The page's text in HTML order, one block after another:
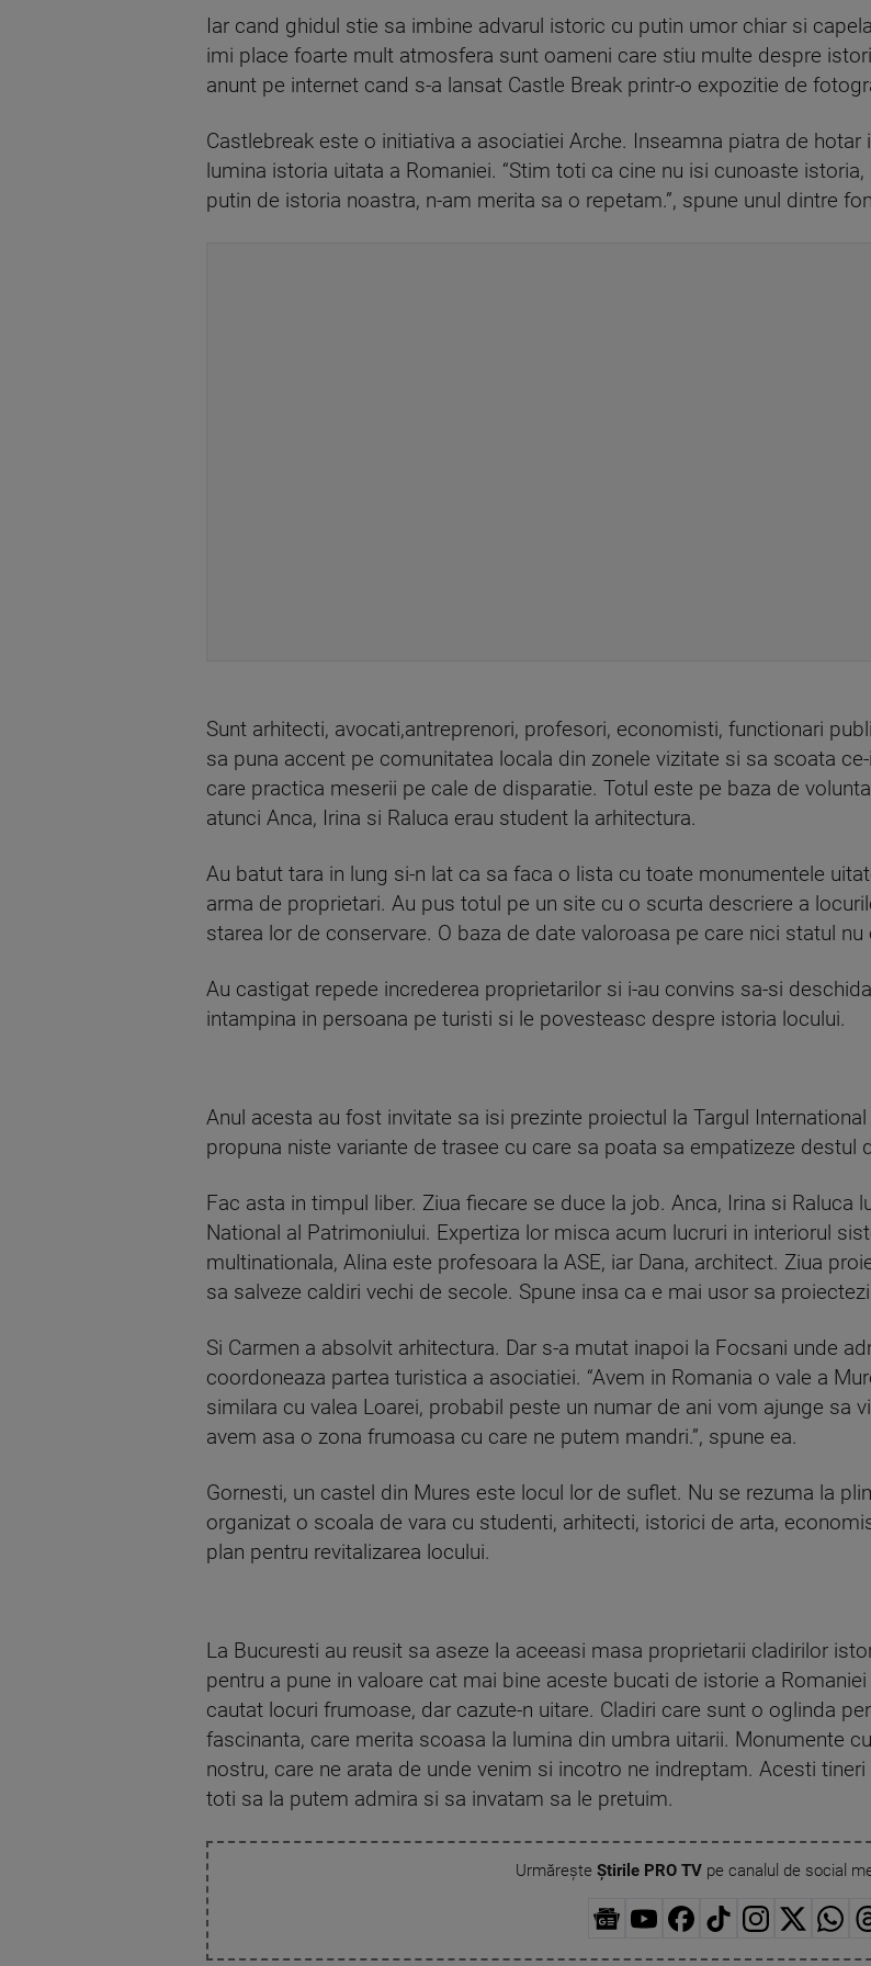
Iar cand ghidul stie sa imbine advarul istoric cu putin umor chiar si
imi place foarte mult atmosfera sunt oameni care stiu multe despre
anunt pe internet cand s-a lansat Castle Break printr-o expozitie de
Castlebreak este o initiativa a asociatiei Arche. Inseamna piatra de
lumina istoria uitata a Romaniei. “Stim toti ca cine nu isi cunoaste
putin de istoria noastra, n-am merita sa o repetam.”, spune unul dintre
Sunt arhitecti, avocati,antreprenori, profesori, economisti, functionari
sa puna accent pe comunitatea locala din zonele vizitate si sa scoata
care practica meserii pe cale de disparatie. Totul este pe baza de
atunci Anca, Irina si Raluca erau student la arhitectura.
Au batut tara in lung si-n lat ca sa faca o lista cu toate monumentele
arma de proprietari. Au pus totul pe un site cu o scurta descriere a
starea lor de conservare. O baza de date valoroasa pe care nici statul nu
Au castigat repede increderea proprietarilor si i-au convins sa-si
intampina in persoana pe turisti si le povesteasc despre istoria locului.
Anul acesta au fost invitate sa isi prezinte proiectul la Targul
propuna niste variante de trasee cu care sa poata sa empatizeze destul
Fac asta in timpul liber. Ziua fiecare se duce la job. Anca, Irina si Raluca
National al Patrimoniului. Expertiza lor misca acum lucruri in interiorul
multinationala, Alina este profesoara la ASE, iar Dana, architect. Ziua
sa salveze caldiri vechi de secole. Spune insa ca e mai usor sa
Si Carmen a absolvit arhitectura. Dar s-a mutat inapoi la Focsani unde
coordoneaza partea turistica a asociatiei. “Avem in Romania o vale a
similara cu valea Loarei, probabil peste un numar de ani vom ajunge sa
avem asa o zona frumoasa cu care ne putem mandri.”, spune ea.
Gornesti, un castel din Mures este locul lor de suflet. Nu se rezuma la
organizat o scoala de vara cu studenti, arhitecti, istorici de arta,
plan pentru revitalizarea locului.
La Bucuresti au reusit sa aseze la aceeasi masa proprietarii cladirilor
pentru a pune in valoare cat mai bine aceste bucati de istorie a
cautat locuri frumoase, dar cazute-n uitare. Cladiri care sunt o oglinda
fascinanta, care merita scoasa la lumina din umbra uitarii. Monumente
nostru, care ne arata de unde venim si incotro ne indreptam. Acesti
toti sa la putem admira si sa invatam sa le pretuim.
Urmărește Știrile PRO TVpe canalul de social